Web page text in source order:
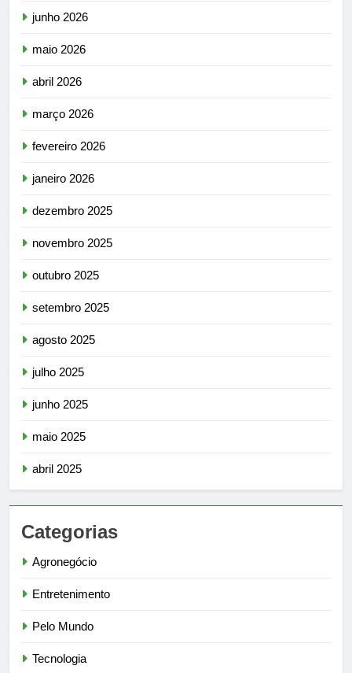
junho 2026
maio 2026
abril 2026
março 2026
fevereiro 2026
janeiro 2026
dezembro 2025
novembro 2025
outubro 2025
setembro 2025
agosto 2025
julho 2025
junho 2025
maio 2025
abril 2025
Categorias
Agronegócio
Entretenimento
Pelo Mundo
Tecnologia